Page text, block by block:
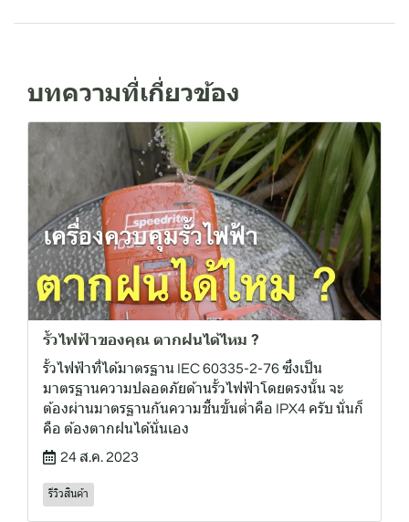
บทความที่เกี่ยวข้อง
รั้วไฟฟ้าของคุณ ตากฝนได้ไหม ?
รั้วไฟฟ้าที่ได้มาตรฐาน IEC 60335-2-76 ซึ่งเป็น
มาตรฐานความปลอดภัยด้านรั้วไฟฟ้าโดยตรงนั้น จะ
ต้องผ่านมาตรฐานกันความชื้นขั้นต่ำคือ IPX4 ครับ นั่นก็
คือ ต้องตากฝนได้นั่นเอง
24 ส.ค. 2023
รีวิวสินค้า